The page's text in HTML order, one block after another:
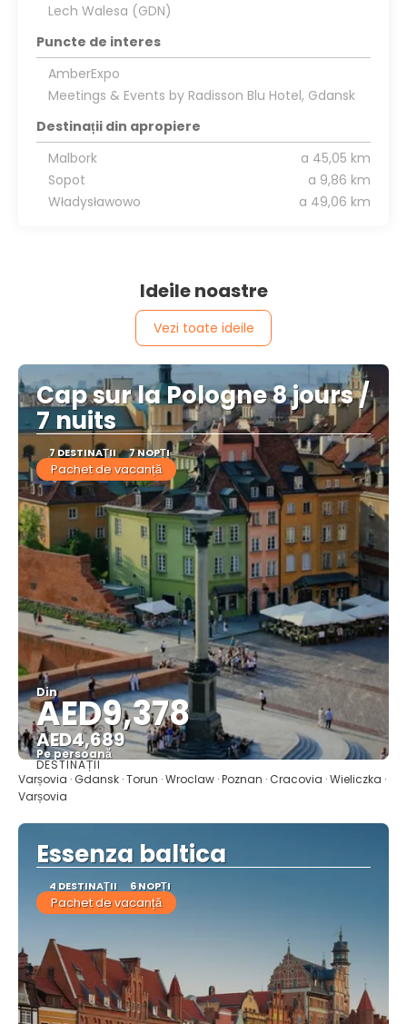
Lech Walesa (GDN)
Puncte de interes
AmberExpo
Meetings & Events by Radisson Blu Hotel, Gdansk
Destinații din apropiere
Malbork
a 45,05 km
Sopot
a 9,86 km
Władysławowo
a 49,06 km
Ideile noastre
Vezi toate ideile
Cap sur la Pologne 8 jours /
7 nuits
7 DESTINAŢII 7 NOPȚI
Pachet de vacanță
Din
AED9,378
AED4,689
Pe persoană
Vedea
DESTINAȚII
Varșovia · Gdansk · Torun · Wroclaw · Poznan · Cracovia · Wieliczka ·
Varșovia
Essenza baltica
4 DESTINAŢII 6 NOPȚI
Pachet de vacanță